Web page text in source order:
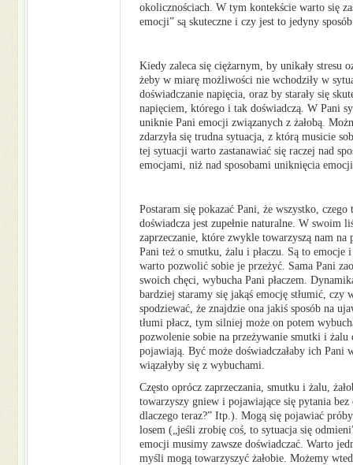
okolicznościach. W tym kontekście warto się
emocji” są skuteczne i czy jest to jedyny
Kiedy zaleca się ciężarnym, by unikały stresu
żeby w miarę możliwości nie wchodziły w
doświadczanie napięcia, oraz by starały się
napięciem, którego i tak doświadczą. W Pani
uniknie Pani emocji związanych z żałobą.
zdarzyła się trudna sytuacja, z którą musicie
tej sytuacji warto zastanawiać się raczej nad
emocjami, niż nad sposobami uniknięcia
Postaram się pokazać Pani, że wszystko, czego
doświadcza jest zupełnie naturalne. W swoim
zaprzeczanie, które zwykle towarzyszą nam na
Pani też o smutku, żalu i płaczu. Są to emocje
warto pozwolić sobie je przeżyć. Sama Pani
swoich chęci, wybucha Pani płaczem.
bardziej staramy się jakąś emocję stłumić, czy
spodziewać, że znajdzie ona jakiś sposób na
tłumi płacz, tym silniej może on potem
pozwolenie sobie na przeżywanie smutki i żalu
pojawiają. Być może doświadczałaby ich
wiązałyby się z wybuchami.
Często oprócz zaprzeczania, smutku i żalu,
towarzyszy gniew i pojawiające się pytania
dlaczego teraz?” Itp.). Mogą się pojawiać
losem („jeśli zrobię coś, to sytuacja się
emocji musimy zawsze doświadczać. Warto
myśli mogą towarzyszyć żałobie. Możemy